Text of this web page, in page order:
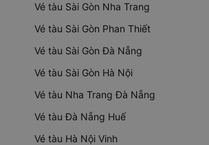
Vé tàu Sài Gòn Nha Trang
Vé tàu Sài Gòn Phan Thiết
Vé tàu Sài Gòn Đà Nẵng
Vé tàu Sài Gòn Hà Nội
Vé tàu Nha Trang Đà Nẵng
Vé tàu Đà Nẵng Huế
Vé tàu Hà Nội Vinh